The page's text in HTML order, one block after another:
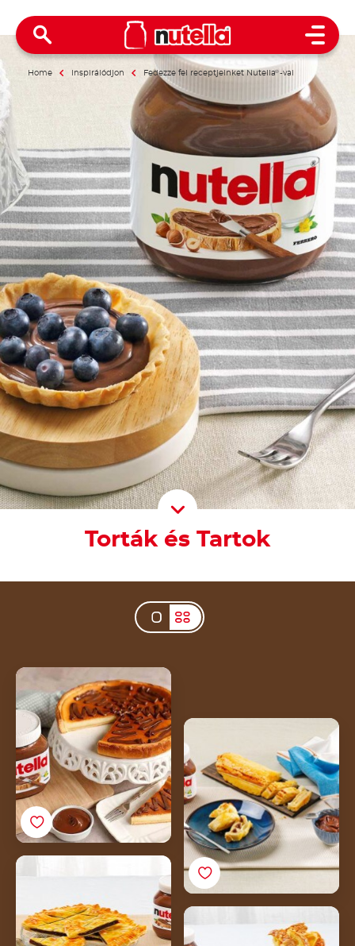
Open
Home Inspirálódjon Fedezze fel receptjeinket Nutella®-val
Scroll
Torták és Tartok
Sajttorta Nutella®-val
Nutella®-val
Leveles tészta Nutella®-
Nutella®-val